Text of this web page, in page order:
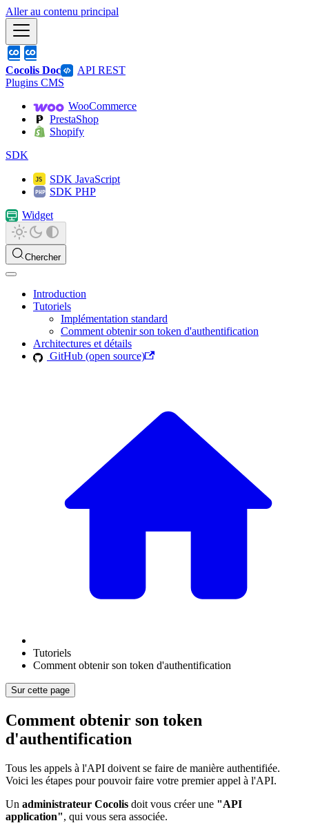
Aller au contenu principal
Cocolis Doc
API REST
Plugins CMS
WooCommerce
PrestaShop
Shopify
SDK
SDK JavaScript
SDK PHP
Widget
Chercher
Introduction
Tutoriels
Implémentation standard
Comment obtenir son token d'authentification
Architectures et détails
GitHub (open source)
Tutoriels
Comment obtenir son token d'authentification
Sur cette page
Comment obtenir son token
d'authentification
Tous les appels à l'API doivent se faire de manière authentifiée.
Voici les étapes pour pouvoir faire votre premier appel à l'API.
Un administrateur Cocolis doit vous créer une "API
application", qui vous sera associée.